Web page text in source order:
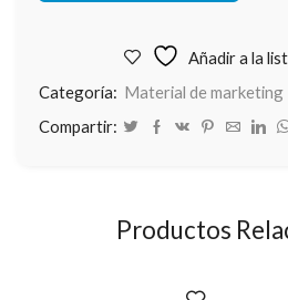
Añadir a la
Categoría: Material de marketing
Compartir:
Productos